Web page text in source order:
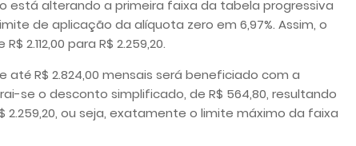
está alterando a primeira faixa da tabela progressiva
de aplicação da alíquota zero em 6,97%. Assim, o
2.112,00 para R$ 2.259,20.
R$ 2.824,00 mensais será beneficiado com a
se o desconto simplificado, de R$ 564,80, resultando
2.259,20, ou seja, exatamente o limite máximo da faixa